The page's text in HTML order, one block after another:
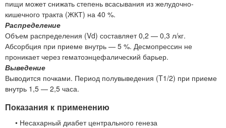
пищи может снижать степень всасывания из желудочно-
кишечного тракта (ЖКТ) на 40 %.
Распределение
Объем распределения (Vd) составляет 0,2 — 0,3 л/кг.
Абсорбция при приеме внутрь — 5 %. Десмопрессин не
проникает через гематоэнцефалический барьер.
Выведение
Выводится почками. Период полувыведения (T1/2) при приеме
внутрь 1,5 — 2,5 часа.
Показания к применению
• Несахарный диабет центрального генеза